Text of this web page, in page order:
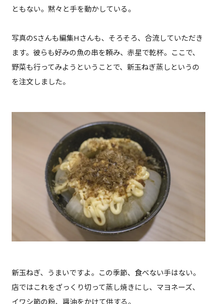
ともない。黙々と手を動かしている。
写真のSさんも編集Hさんも、そろそろ、合流していただき
ます。彼らも好みの魚の串を頼み、赤星で乾杯。ここで、
野菜も行ってみようということで、新玉ねぎ蒸しというの
を注文しました。
新玉ねぎ、うまいですよ。この季節、食べない手はない。
店ではこれをざっくり切って蒸し焼きにし、マヨネーズ、
イワシ節の粉、醤油をかけて供する。